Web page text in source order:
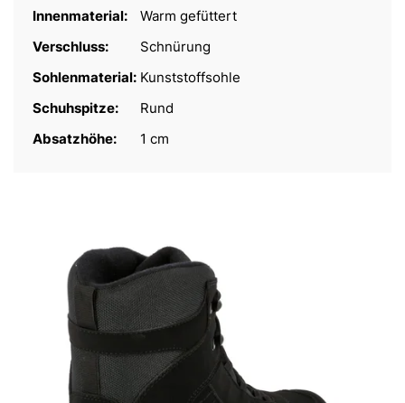
Innenmaterial:
Warm gefüttert
Verschluss:
Schnürung
Sohlenmaterial: Kunststoffsohle
Schuhspitze:
Rund
Absatzhöhe:
1 cm